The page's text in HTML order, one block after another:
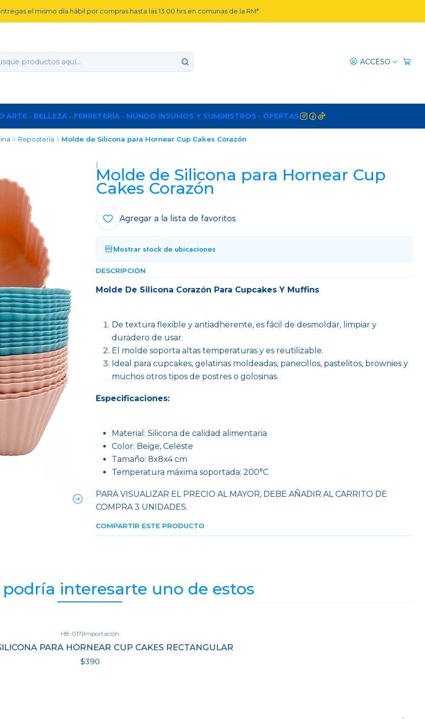
ACCESO
ARTE BELLEZA FERRETERÍA MUNDO INSUMOS Y SUMINISTROS OFERTAS
el mismo día hábil por compras hasta las 13:00 hrs en comunas de la RM*
Repostería Molde de Silicona para Hornear Cup Cakes Corazón
|
Molde de Silicona para Hornear Cup
Cakes Corazón
Agregar a la lista de favoritos
Mostrar stock de ubicaciones
DESCRIPCIÓN
Molde De Silicona Corazón Para Cupcakes Y Muffins
De textura flexible y antiadherente, es fácil de desmoldar, limpiar y
duradero de usar.
El molde soporta altas temperaturas y es reutilizable.
Ideal para cupcakes, gelatinas moldeadas, panecillos, pastelitos, brownies y
muchos otros tipos de postres o golosinas.
Especificaciones:
Material: Silicona de calidad alimentaria
Color: Beige, Celeste
Tamaño: 8x8x4 cm
Temperatura máxima soportada: 200°C
PARA VISUALIZAR EL PRECIO AL MAYOR, DEBE AÑADIR AL CARRITO DE
COMPRA 3 UNIDADES.
COMPARTIR ESTE PRODUCTO
interesarte uno de estos
H8-017|Importación
PARA HORNEAR CUP CAKES RECTANGULAR
$390